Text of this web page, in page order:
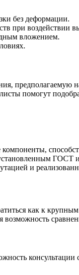
без деформации.
при воздействии
вложением.
помогут
установленным
и
как к